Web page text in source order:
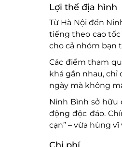
Lợi thế địa hình
Từ Hà Nội đến
tiếng theo cao tốc
cho cả nhóm bạn
Các điểm tham
khá gần nhau,
ngày mà không
Ninh Bình sở hữu
động độc đáo.
cạn” – vừa hùng